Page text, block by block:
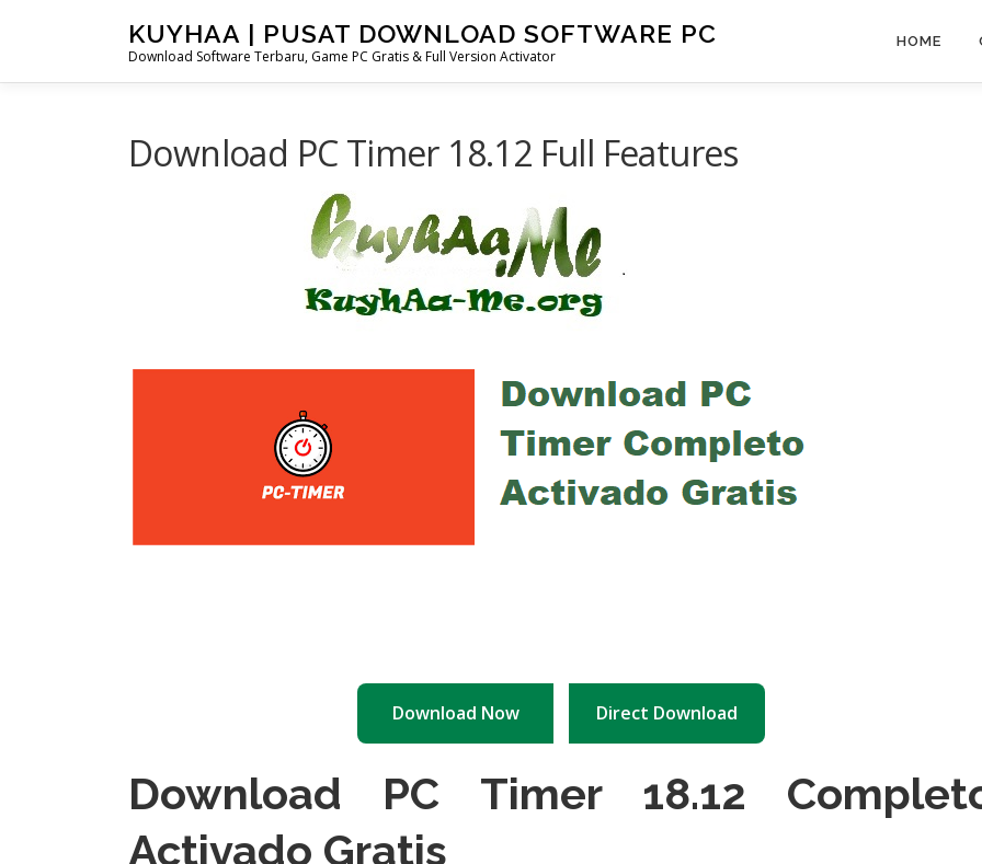
KUYHAA | PUSAT DOWNLOAD SOFTWARE PC
Download Software Terbaru, Game PC Gratis & Full Version Activator
HOME
Download PC Timer 18.12 Full Features
Download Now Direct Download
Download PC Timer 18.12
Activado Gratis